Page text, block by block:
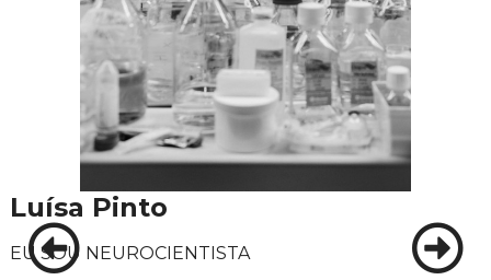
Luísa Pinto
EU SOU NEUROCIENTISTA